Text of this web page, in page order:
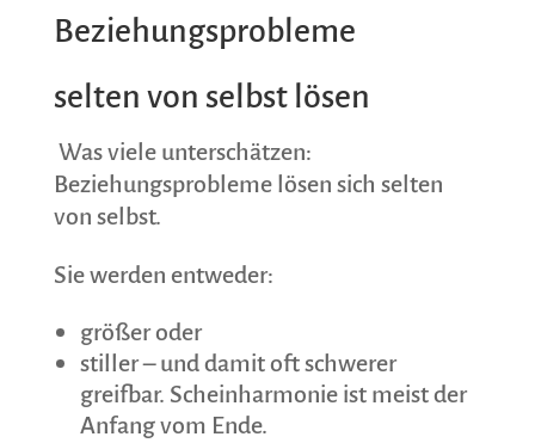
Beziehungsprobleme
selten von selbst lösen
Was viele unterschätzen:
Beziehungsprobleme lösen sich selten
von selbst.
Sie werden entweder:
größeroder
stiller – und damit oft schwerer
greifbar. Scheinharmonie ist meist der
Anfang vom Ende.